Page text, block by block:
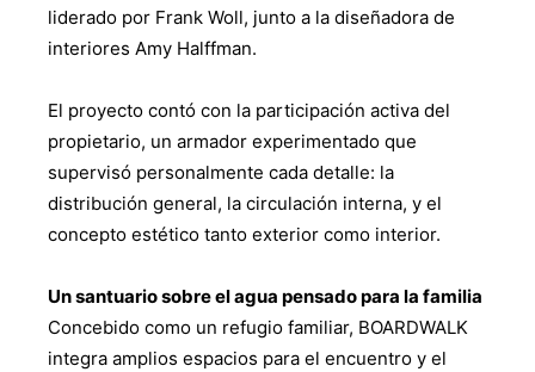
liderado por Frank Woll, junto a la diseñadora de
interiores Amy Halffman.
El proyecto contó con la participación activa del
propietario, un armador experimentado que
supervisó personalmente cada detalle: la
distribución general, la circulación interna, y el
concepto estético tanto exterior como interior.
Un santuario sobre el agua pensado para la familia
Concebido como un refugio familiar, BOARDWALK
integra amplios espacios para el encuentro y el